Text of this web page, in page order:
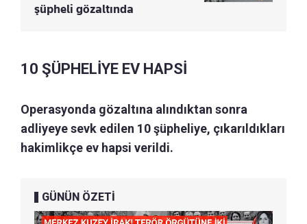
şüpheli gözaltında
10 ŞÜPHELİYE EV HAPSİ
Operasyonda gözaltına alındıktan sonra
adliyeye sevk edilen 10 şüpheliye, çıkarıldıkları
hakimlikçe ev hapsi verildi.
GÜNÜN ÖZETİ